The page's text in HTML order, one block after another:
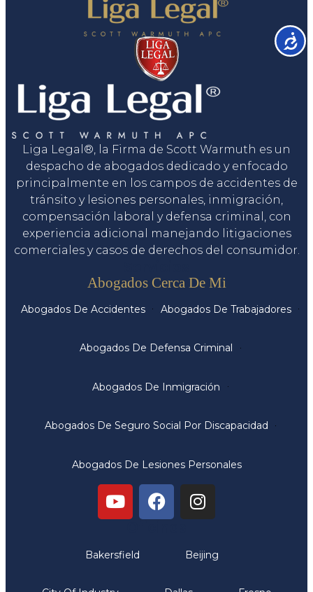
Liga Legal®, la Firma de Scott Warmuth es un
despacho de abogados dedicado y enfocado
principalmente en los campos de accidentes de
tránsito y lesiones personales, inmigración,
compensación laboral y defensa criminal, con
experiencia adicional manejando litigaciones
comerciales y casos de derechos del consumidor.
Abogados Cerca De Mi
Abogados De Accidentes Abogados De Trabajadores
Abogados De Defensa Criminal
Abogados De Inmigración
Abogados De Seguro Social Por Discapacidad
Abogados De Lesiones Personales
Bakersfield Beijing